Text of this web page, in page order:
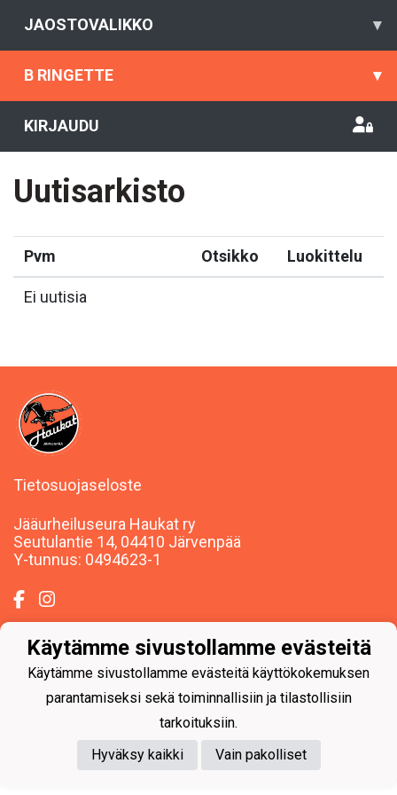
JAOSTOVALIKKO ▾
B RINGETTE ▾
KIRJAUDU
Uutisarkisto
Pvm Otsikko Luokittelu
Ei uutisia
Tietosuojaseloste
Jääurheiluseura Haukat ry
Seutulantie 14, 04410 Järvenpää
Y-tunnus: 0494623-1
Powered by
Käytämme sivustollamme evästeitä
Käytämme sivustollamme evästeitä käyttökokemuksen
parantamiseksi sekä toiminnallisiin ja tilastollisiin
tarkoituksiin.
Hyväksy kaikki
Vain pakolliset